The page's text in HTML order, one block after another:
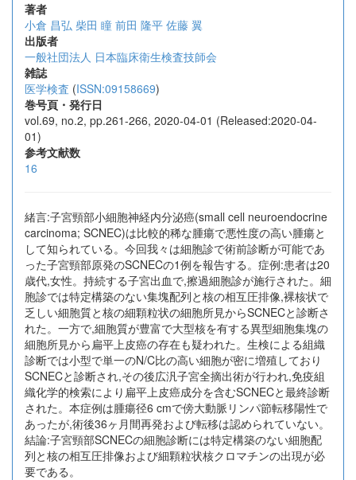
著者
小倉 昌弘 柴田 瞳 前田 隆平 佐藤 翼
出版者
一般社団法人 日本臨床衛生検査技師会
雑誌
医学検査 (ISSN:09158669)
巻号頁・発行日
vol.69, no.2, pp.261-266, 2020-04-01 (Released:2020-04-
01)
参考文献数
16
緒言:子宮頸部小細胞神経内分泌癌(small cell neuroendocrine
carcinoma; SCNEC)は比較的稀な腫瘍で悪性度の高い腫瘍と
して知られている。今回我々は細胞診で術前診断が可能であ
った子宮頸部原発のSCNECの1例を報告する。症例:患者は20
歳代,女性。持続する子宮出血で,擦過細胞診が施行された。細
胞診では特定構築のない集塊配列と核の相互圧排像,裸核状で
乏しい細胞質と核の細顆粒状の細胞所見からSCNECと診断さ
れた。一方で,細胞質が豊富で大型核を有する異型細胞集塊の
細胞所見から扁平上皮癌の存在も疑われた。生検による組織
診断では小型で単一のN/C比の高い細胞が密に増殖しており
SCNECと診断され,その後広汎子宮全摘出術が行われ,免疫組
織化学的検索により扁平上皮癌成分を含むSCNECと最終診断
された。本症例は腫瘍径6 cmで傍大動脈リンパ節転移陽性で
あったが,術後36ヶ月間再発および転移は認められていない。
結論:子宮頸部SCNECの細胞診断には特定構築のない細胞配
列と核の相互圧排像および細顆粒状核クロマチンの出現が必
要である。